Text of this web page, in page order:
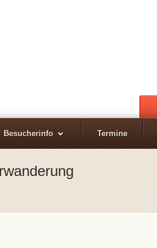
Besucherinfo Termine